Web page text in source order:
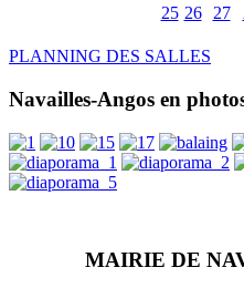
25 26 27
PLANNING DES SALLES
Navailles-Angos en
MAIRIE DE